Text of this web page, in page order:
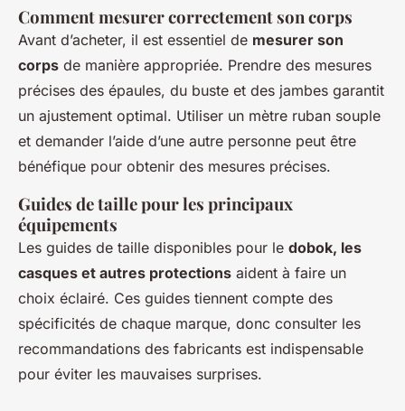
Comment mesurer correctement son corps
Avant d’acheter, il est essentiel de mesurer son
corps de manière appropriée. Prendre des mesures
précises des épaules, du buste et des jambes garantit
un ajustement optimal. Utiliser un mètre ruban souple
et demander l’aide d’une autre personne peut être
bénéfique pour obtenir des mesures précises.
Guides de taille pour les principaux
équipements
Les guides de taille disponibles pour le dobok, les
casques et autres protections aident à faire un
choix éclairé. Ces guides tiennent compte des
spécificités de chaque marque, donc consulter les
recommandations des fabricants est indispensable
pour éviter les mauvaises surprises.